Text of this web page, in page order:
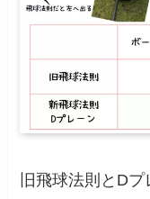
旧飛球法則とD